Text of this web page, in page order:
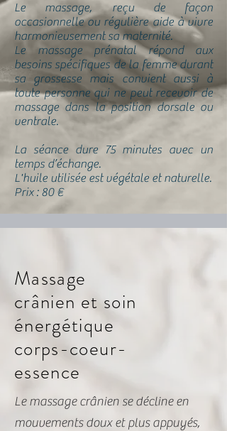
Le massage, reçu de façon
occasionnelle ou régulière aide à vivre
harmonieusement sa maternité.
Le massage prénatal répond aux
besoins spécifiques de la femme durant
sa grossesse mais convient aussi à
toute personne qui ne peut recevoir de
massage dans la position dorsale ou
ventrale.
La séance dure 75 minutes avec un
temps d’échange.
L'huile utilisée est végétale et naturelle.
Prix : 80 €
Massage
crânien et soin
énergétique
corps-coeur-
essence
Le massage crânien se décline en
mouvements doux et plus appuyés,